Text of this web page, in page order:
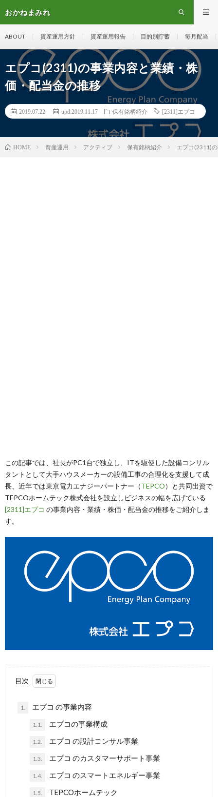
おかねまみれ
ABOUT 資産運用方針 資産運用報告 目的別貯蓄 毎月配当
エプコ(2311)の事業内容と業績・株
価・配当金の推移
2019.07.22 upd:2019.11.17 保有銘柄紹介 [2311]エプコ
HOME 資産運用 アクティブ 保有銘柄紹介 エプコ(2311)
この記事では、社長がPC1台で独立し、ITを駆使した設備コンサル
タントとして大手ハウスメーカーの設備工事の合理化を支援して成
長、近年では東京電力エナジーパートナー（TEPCO）と共同出資で
TEPCOホームテック株式会社を設立しビジネスの幅を広げている
[2311]エプコ の事業内容・業績・株価・配当金の推移をご紹介しま
す。
目次
1. エプコ の事業内容
1.1. エプコの事業構成
1.2. エプコ の設計コンサル事業
1.3. エプコ のカスタマーサポート事業
1.4. エプコ のスマートエネルギー事業
1.5. TEPCOホームテック